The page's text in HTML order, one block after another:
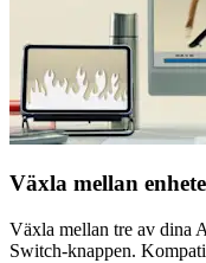
Växla mellan
Växla mellan tre av dina
Switch-knappen.